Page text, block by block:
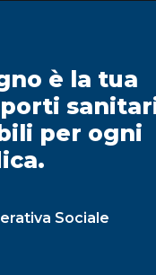
è la tua
per ogni
Sociale